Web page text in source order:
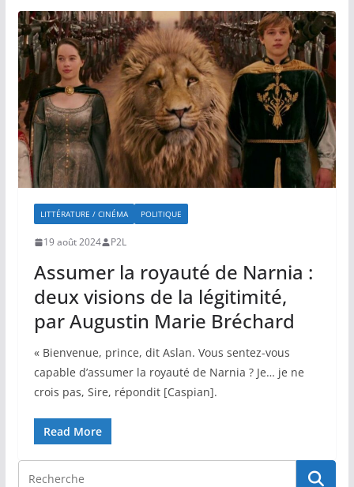
LITTÉRATURE / CINÉMA POLITIQUE
19 août 2024 P2L
Assumer la royauté de Narnia :
deux visions de la légitimité,
par Augustin Marie Bréchard
« Bienvenue, prince, dit Aslan. Vous sentez-vous
capable d’assumer la royauté de Narnia ? Je… je ne
crois pas, Sire, répondit [Caspian].
Read More